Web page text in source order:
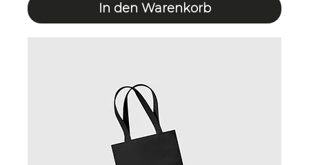
In den Warenkorb